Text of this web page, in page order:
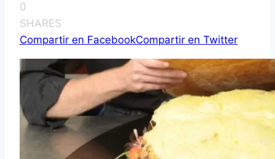
0
SHARES
Compartir en FacebookCompartir en Twitter